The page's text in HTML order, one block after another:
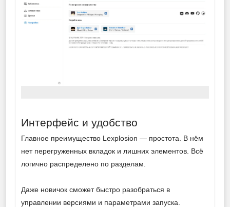
Интерфейс и удобство
Главное преимущество Lexplosion — простота. В нём
нет перегруженных вкладок и лишних элементов. Всё
логично распределено по разделам.
Даже новичок сможет быстро разобраться в
управлении версиями и параметрами запуска.